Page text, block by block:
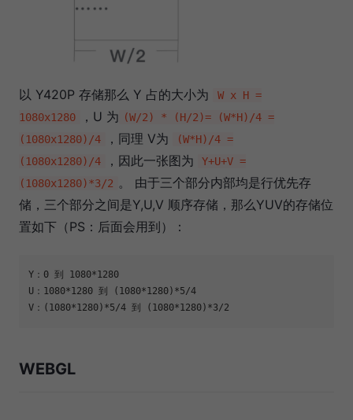
以 Y420P 存储那么 Y 占的大小为
W x H =
1080x1280
，U 为 (W/2) * (H/2)= (W*H)/4 =
(1080x1280)/4
，同理 V为
(W*H)/4 =
(1080x1280)/4
，因此一张图为
Y+U+V =
(1080x1280)*3/2 。 由于三个部分内部均是行优先存
储，三个部分之间是Y,U,V 顺序存储，那么YUV的存储位
置如下（PS：后面会用到）：
Y： 0 到 1080*1280
U： 1080*1280 到 ( 1080*1280)*5 /4
V：( 1080*1280)*5 /4 到 ( 1080*1280)*3 /2
WEBGL